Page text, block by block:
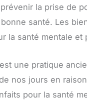
la prise de
santé. Les
la santé mentale et
une pratique
nos jours en
pour la santé